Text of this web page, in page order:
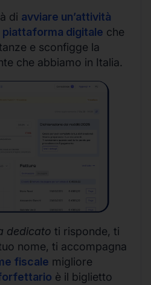
di avviare un’attività
piattaforma digitale che
e sconfigge la
che abbiamo in Italia.
dedicato ti risponde, ti
nome, ti accompagna
fiscale migliore
è il biglietto